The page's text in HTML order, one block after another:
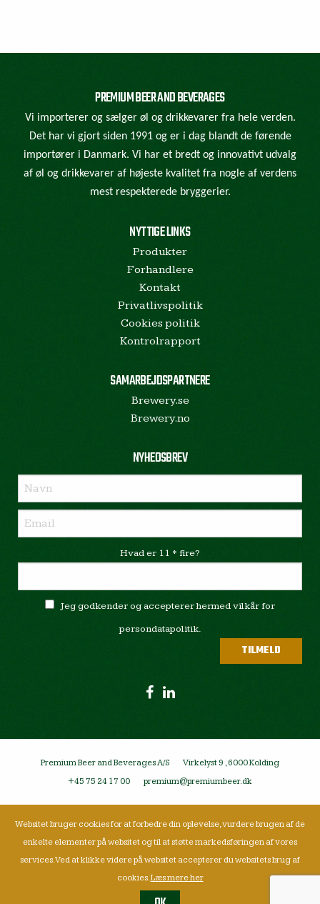
PREMIUM BEER AND BEVERAGES
Vi importerer og sælger øl og drikkevarer fra hele verden.
Det har vi gjort siden 1991 og er i dag blandt de førende
importører i Danmark. Vi har et bredt og innovativt udvalg
af øl og drikkevarer af højeste kvalitet fra nogle af verdens
mest respekterede bryggerier.
NYTTIGE LINKS
Produkter
Forhandlere
Kontakt
Privatlivspolitik
Cookies politik
Kontrolrapport
SAMARBEJDSPARTNERE
Brewery.se
Brewery.no
NYHEDSBREV
Hvad er 11 * fire?
Jeg godkender og accepterer hermed vilkår for
persondatapolitik.
Premium Beer and Beverages A/S
Virkelyst 9 , 6000 Kolding
+45 75 24 17 00
premium@premiumbeer.dk
Websitet bruger cookies for at forbedre din oplevelse, vurdere brugen af de
enkelte elementer på websitet og til at støtte markedsføringen af vores
services. Ved at klikke videre på websitet accepterer du websitets brug af
cookies.Læs mere her